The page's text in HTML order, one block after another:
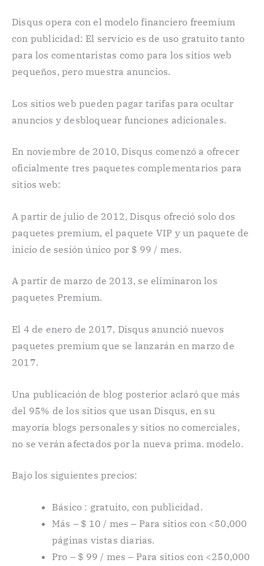
Disqus opera con el modelo financiero freemium
con publicidad: El servicio es de uso gratuito tanto
para los comentaristas como para los sitios web
pequeños, pero muestra anuncios.
Los sitios web pueden pagar tarifas para ocultar
anuncios y desbloquear funciones adicionales.
En noviembre de 2010, Disqus comenzó a ofrecer
oficialmente tres paquetes complementarios para
sitios web:
A partir de julio de 2012, Disqus ofreció solo dos
paquetes premium, el paquete VIP y un paquete de
inicio de sesión único por $ 99 / mes.
A partir de marzo de 2013, se eliminaron los
paquetes Premium.
El 4 de enero de 2017, Disqus anunció nuevos
paquetes premium que se lanzarán en marzo de
2017.
Una publicación de blog posterior aclaró que más
del 95% de los sitios que usan Disqus, en su
mayoría blogs personales y sitios no comerciales,
no se verán afectados por la nueva prima. modelo.
Bajo los siguientes precios:
Básico : gratuito, con publicidad.
Más – $ 10 / mes – Para sitios con <50,000
páginas vistas diarias.
Pro – $ 99 / mes – Para sitios con <250,000